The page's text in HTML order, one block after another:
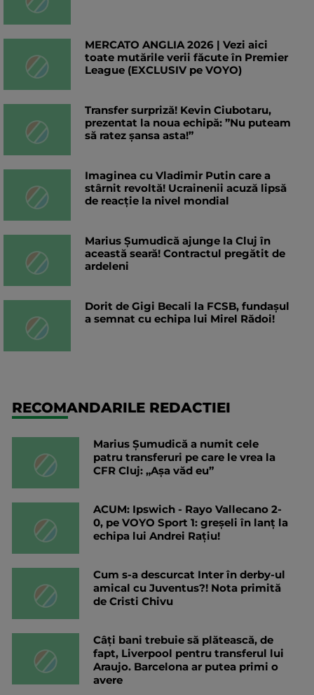
MERCATO ANGLIA 2026 | Vezi aici
toate mutările verii făcute în Premier
League (EXCLUSIV pe VOYO)
Transfer surpriză! Kevin Ciubotaru,
prezentat la noua echipă: ”Nu puteam
să ratez șansa asta!”
Imaginea cu Vladimir Putin care a
stârnit revoltă! Ucrainenii acuză lipsă
de reacție la nivel mondial
Marius Șumudică ajunge la Cluj în
această seară! Contractul pregătit de
ardeleni
Dorit de Gigi Becali la FCSB, fundașul
a semnat cu echipa lui Mirel Rădoi!
RECOMANDARILE REDACTIEI
Marius Șumudică a numit cele
patru transferuri pe care le vrea la
CFR Cluj: „Aşa văd eu”
ACUM: Ipswich - Rayo Vallecano 2-
0, pe VOYO Sport 1: greșeli în lanț la
echipa lui Andrei Rațiu!
Cum s-a descurcat Inter în derby-ul
amical cu Juventus?! Nota primită
de Cristi Chivu
Câți bani trebuie să plătească, de
fapt, Liverpool pentru transferul lui
Araujo. Barcelona ar putea primi o
avere